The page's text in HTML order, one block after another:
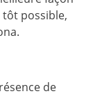
tôt possible,
de